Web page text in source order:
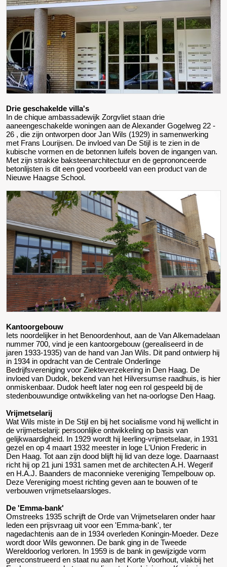
Drie geschakelde villa's
In de chique ambassadewijk Zorgvliet staan drie
aaneengeschakelde woningen aan de Alexander Gogelweg 22 -
26 , die zijn ontworpen door Jan Wils (1929) in samenwerking
met Frans Lourijsen. De invloed van De Stijl is te zien in de
kubische vormen en de betonnen luifels boven de ingangen van.
Met zijn strakke baksteenarchitectuur en de geprononceerde
betonlijsten is dit een goed voorbeeld van een product van de
Nieuwe Haagse School.
Kantoorgebouw
Iets noordelijker in het Benoordenhout, aan de Van Alkemadelaan
nummer 700, vind je een kantoorgebouw (gerealiseerd in de
jaren 1933-1935) van de hand van Jan Wils. Dit pand ontwierp hij
in 1934 in opdracht van de Centrale Onderlinge
Bedrijfsvereniging voor Ziekteverzekering in Den Haag. De
invloed van Dudok, bekend van het Hilversumse raadhuis, is hier
onmiskenbaar. Dudok heeft later nog een rol gespeeld bij de
stedenbouwundige ontwikkeling van het na-oorlogse Den Haag.
Vrijmetselarij
Wat Wils miste in De Stijl en bij het socialisme vond hij wellicht in
de vrijmetselarij: persoonlijke ontwikkeling op basis van
gelijkwaardigheid. In 1929 wordt hij leerling-vrijmetselaar, in 1931
gezel en op 4 maart 1932 meester in loge L'Union Frederic in
Den Haag. Tot aan zijn dood blijft hij lid van deze loge. Daarnaast
richt hij op 21 juni 1931 samen met de architecten A.H. Wegerif
en H.A.J. Baanders de maconnieke vereniging Tempelbouw op.
Deze Vereniging moest richting geven aan te bouwen of te
verbouwen vrijmetselaarsloges.
De 'Emma-bank'
Omstreeks 1935 schrijft de Orde van Vrijmetselaren onder haar
leden een prijsvraag uit voor een 'Emma-bank', ter
nagedachtenis aan de in 1934 overleden Koningin-Moeder. Deze
wordt door Wils gewonnen. De bank ging in de Tweede
Wereldoorlog verloren. In 1959 is de bank in gewijzigde vorm
gereconstrueerd en staat nu aan het Korte Voorhout, vlakbij het